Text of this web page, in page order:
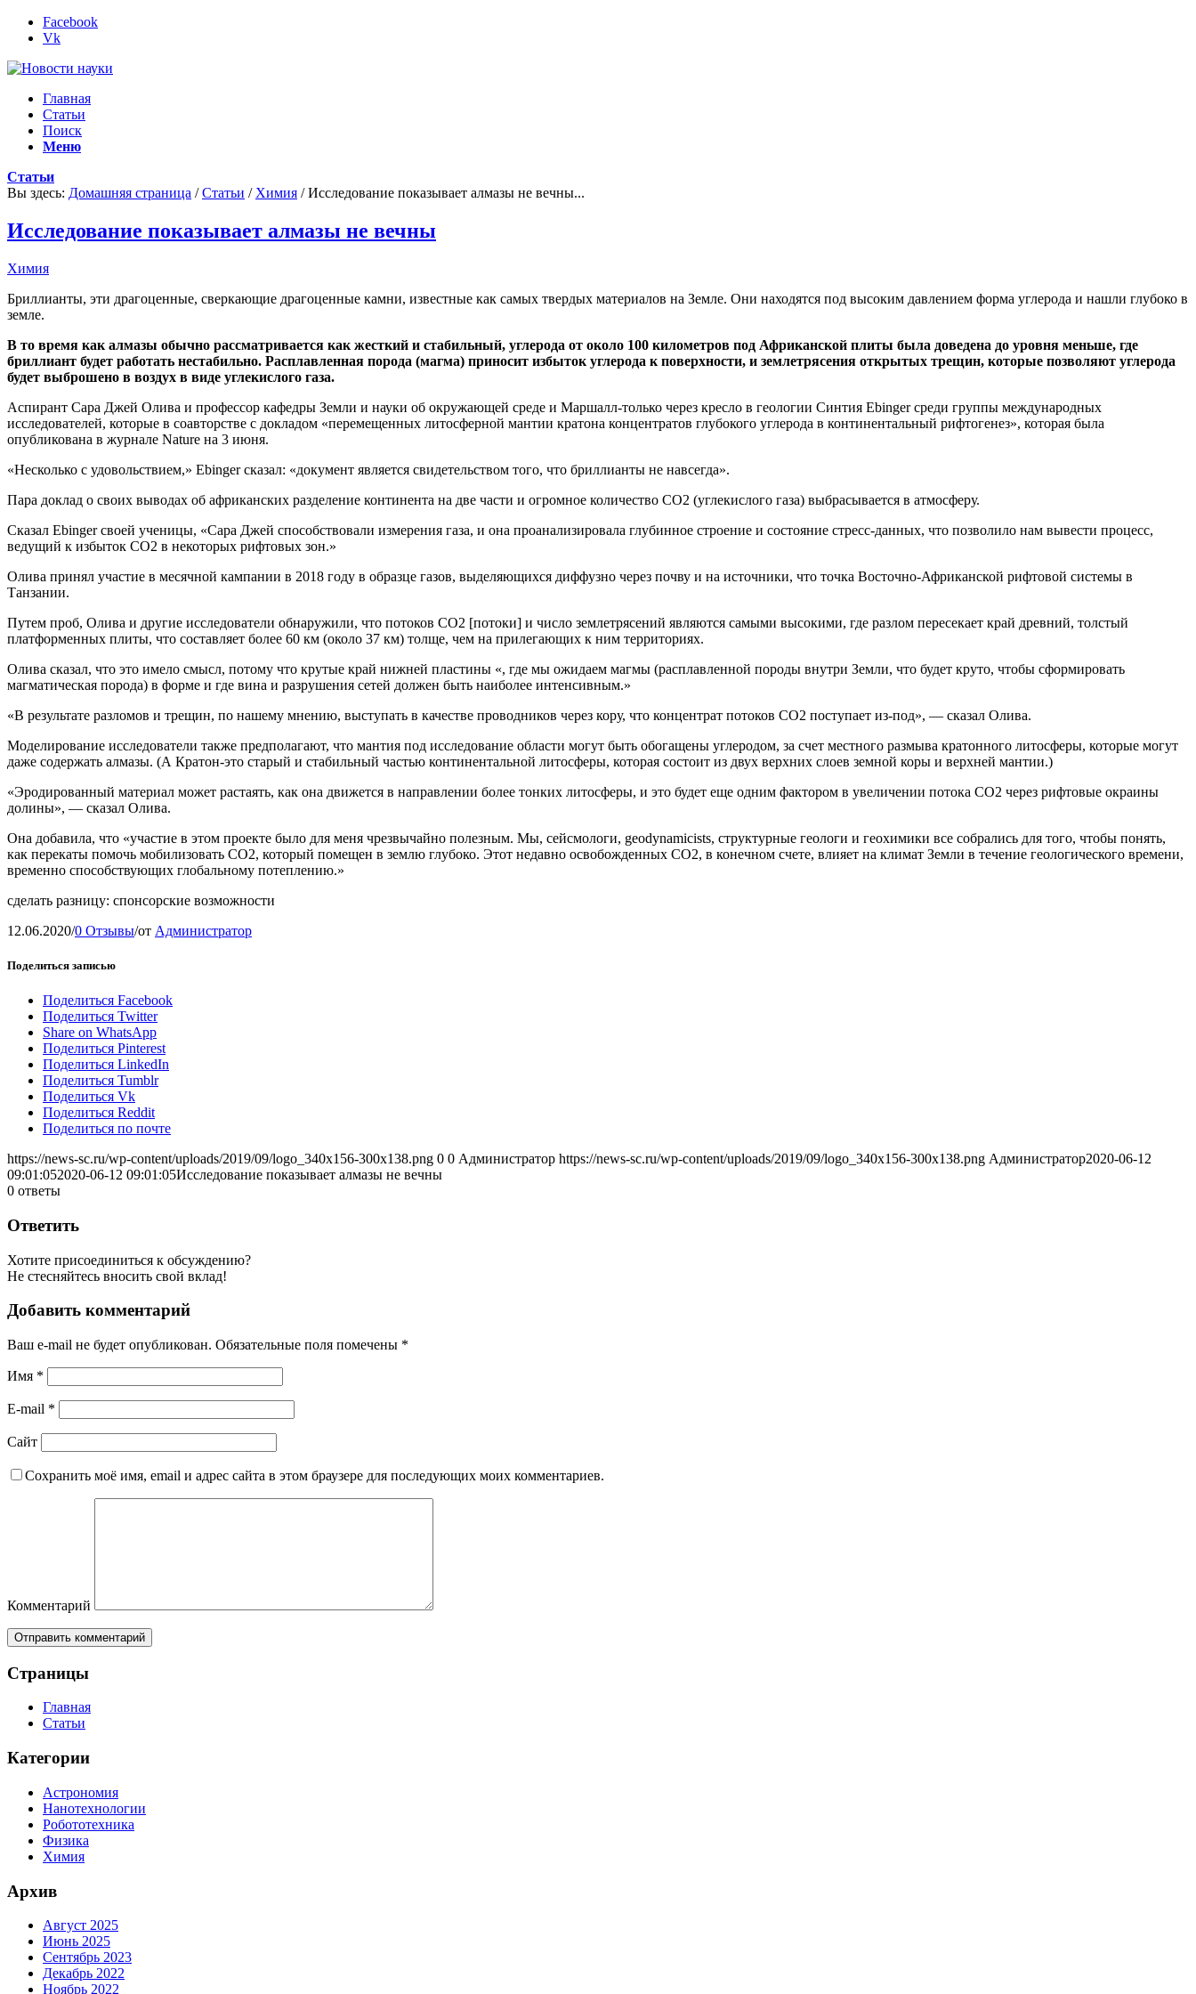
Facebook
Vk
Главная
Статьи
Поиск
Меню
Статьи
Вы здесь: Домашняя страница / Статьи / Химия / Исследование показывает алмазы не вечны...
Исследование показывает алмазы не вечны
Химия
Бриллианты, эти драгоценные, сверкающие драгоценные камни, известные как самых твердых материалов на Земле. Они находятся под высоким давлением форма углерода и нашли глубоко в
земле.
В то время как алмазы обычно рассматривается как жесткий и стабильный, углерода от около 100 километров под Африканской плиты была доведена до уровня меньше, где
бриллиант будет работать нестабильно. Расплавленная порода (магма) приносит избыток углерода к поверхности, и землетрясения открытых трещин, которые позволяют углерода
будет выброшено в воздух в виде углекислого газа.
Аспирант Сара Джей Олива и профессор кафедры Земли и науки об окружающей среде и Маршалл-только через кресло в геологии Синтия Ebinger среди группы международных
исследователей, которые в соавторстве с докладом «перемещенных литосферной мантии кратона концентратов глубокого углерода в континентальный рифтогенез», которая была
опубликована в журнале Nature на 3 июня.
«Несколько с удовольствием,» Ebinger сказал: «документ является свидетельством того, что бриллианты не навсегда».
Пара доклад о своих выводах об африканских разделение континента на две части и огромное количество СО2 (углекислого газа) выбрасывается в атмосферу.
Сказал Ebinger своей ученицы, «Сара Джей способствовали измерения газа, и она проанализировала глубинное строение и состояние стресс-данных, что позволило нам вывести процесс,
ведущий к избыток СО2 в некоторых рифтовых зон.»
Олива принял участие в месячной кампании в 2018 году в образце газов, выделяющихся диффузно через почву и на источники, что точка Восточно-Африканской рифтовой системы в
Танзании.
Путем проб, Олива и другие исследователи обнаружили, что потоков СО2 [потоки] и число землетрясений являются самыми высокими, где разлом пересекает край древний, толстый
платформенных плиты, что составляет более 60 км (около 37 км) толще, чем на прилегающих к ним территориях.
Олива сказал, что это имело смысл, потому что крутые край нижней пластины «, где мы ожидаем магмы (расплавленной породы внутри Земли, что будет круто, чтобы сформировать
магматическая порода) в форме и где вина и разрушения сетей должен быть наиболее интенсивным.»
«В результате разломов и трещин, по нашему мнению, выступать в качестве проводников через кору, что концентрат потоков СО2 поступает из-под», — сказал Олива.
Моделирование исследователи также предполагают, что мантия под исследование области могут быть обогащены углеродом, за счет местного размыва кратонного литосферы, которые могут
даже содержать алмазы. (А Кратон-это старый и стабильный частью континентальной литосферы, которая состоит из двух верхних слоев земной коры и верхней мантии.)
«Эродированный материал может растаять, как она движется в направлении более тонких литосферы, и это будет еще одним фактором в увеличении потока СО2 через рифтовые окраины
долины», — сказал Олива.
Она добавила, что «участие в этом проекте было для меня чрезвычайно полезным. Мы, сейсмологи, geodynamicists, структурные геологи и геохимики все собрались для того, чтобы понять,
как перекаты помочь мобилизовать CO2, который помещен в землю глубоко. Этот недавно освобожденных СО2, в конечном счете, влияет на климат Земли в течение геологического времени,
временно способствующих глобальному потеплению.»
сделать разницу: спонсорские возможности
12.06.2020/0 Отзывы/от Администратор
Поделиться записью
Поделиться Facebook
Поделиться Twitter
Share on WhatsApp
Поделиться Pinterest
Поделиться LinkedIn
Поделиться Tumblr
Поделиться Vk
Поделиться Reddit
Поделиться по почте
https://news-sc.ru/wp-content/uploads/2019/09/logo_340x156-300x138.png 0 0 Администратор https://news-sc.ru/wp-content/uploads/2019/09/logo_340x156-300x138.png Администратор2020-06-12
09:01:052020-06-12 09:01:05Исследование показывает алмазы не вечны
0 ответы
Ответить
Хотите присоединиться к обсуждению?
Не стесняйтесь вносить свой вклад!
Добавить комментарий
Ваш e-mail не будет опубликован. Обязательные поля помечены *
Имя *
E-mail *
Сайт
Сохранить моё имя, email и адрес сайта в этом браузере для последующих моих комментариев.
Комментарий
Страницы
Главная
Статьи
Категории
Астрономия
Нанотехнологии
Робототехника
Физика
Химия
Архив
Август 2025
Июнь 2025
Сентябрь 2023
Декабрь 2022
Ноябрь 2022